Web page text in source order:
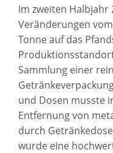
Im zweiten
Veränderungen
Tonne auf das
Sammlung einer
und Dosen musste
Entfernung von
durch
wurde eine